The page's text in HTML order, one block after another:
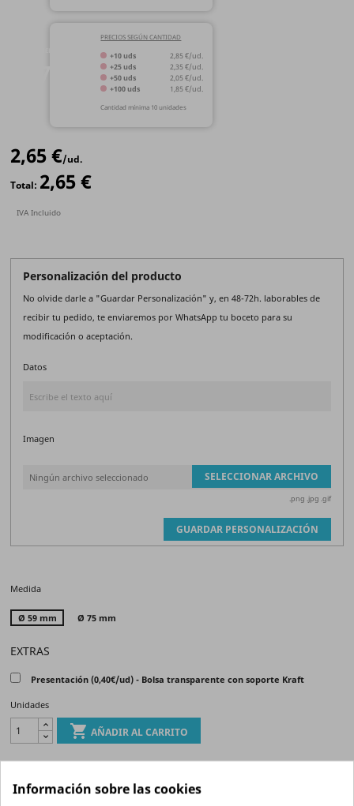
2,65 €/ud.
Total: 2,65 €
PRECIOS SEGÚN CANTIDAD
+10 uds
2,85 €/ud.
+25 uds
2,35 €/ud.
+50 uds
2,05 €/ud.
+100 uds
1,85 €/ud.
Cantidad mínima 10 unidades
IVA Incluido
Medida
Ø 59 mm Ø 75 mm
EXTRAS
Presentación (0,40€/ud) - Bolsa transparente con soporte Kraft
Unidades
 AÑADIR AL CARRITO
Personalización del producto
No olvide darle a "Guardar Personalización" y, en 48-72h. laborables de
recibir tu pedido, te enviaremos por WhatsApp tu boceto para su
modificación o aceptación.
Datos
Imagen
Ningún archivo seleccionado SELECCIONAR ARCHIVO
.png .jpg .gif
GUARDAR PERSONALIZACIÓN
Información sobre las cookies